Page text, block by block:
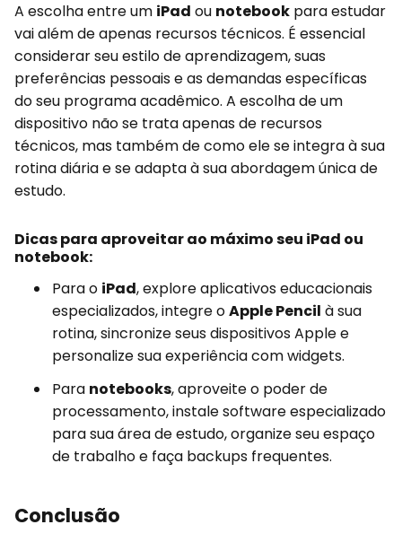
A escolha entre um iPad ou notebook para estudar
vai além de apenas recursos técnicos. É essencial
considerar seu estilo de aprendizagem, suas
preferências pessoais e as demandas específicas
do seu programa acadêmico. A escolha de um
dispositivo não se trata apenas de recursos
técnicos, mas também de como ele se integra à sua
rotina diária e se adapta à sua abordagem única de
estudo.
Dicas para aproveitar ao máximo seu iPad ou
notebook:
Para o iPad, explore aplicativos educacionais
especializados, integre oApple Pencil à sua
rotina, sincronize seus dispositivos Apple e
personalize sua experiência com widgets.
Para notebooks, aproveite o poder de
processamento, instale software especializado
para sua área de estudo, organize seu espaço
de trabalho e faça backups frequentes.
Conclusão